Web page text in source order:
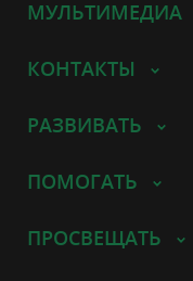
МУЛЬТИМЕДИА
КОНТАКТЫ
РАЗВИВАТЬ
ПОМОГАТЬ
ПРОСВЕЩАТЬ